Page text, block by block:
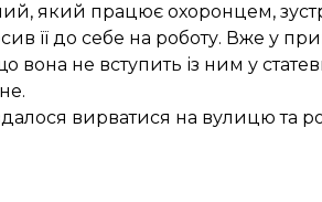
який працює охоронцем,
її до себе на роботу. Вже у
не вступить із ним у
вирватися на вулицю та